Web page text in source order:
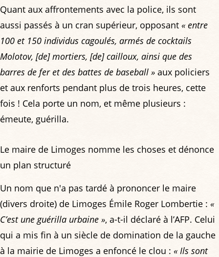
Quant aux affrontements avec la police, ils sont
aussi passés à un cran supérieur, opposant « entre
100 et 150 individus cagoulés, armés de cocktails
Molotov, [de] mortiers, [de] cailloux, ainsi que des
barres de fer et des battes de baseball » aux policiers
et aux renforts pendant plus de trois heures, cette
fois ! Cela porte un nom, et même plusieurs :
émeute, guérilla.
Le maire de Limoges nomme les choses et dénonce
un plan structuré
Un nom que n'a pas tardé à prononcer le maire
(divers droite) de Limoges Émile Roger Lombertie : «
C’est une guérilla urbaine », a-t-il déclaré à l’AFP. Celui
qui a mis fin à un siècle de domination de la gauche
à la mairie de Limoges a enfoncé le clou : « Ils sont